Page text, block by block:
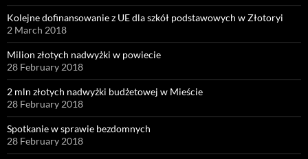
Kolejne dofinansowanie z UE dla szkół podstawowych w Złotoryi
2 March 2018
Milion złotych nadwyżki w powiecie
28 February 2018
2 mln złotych nadwyżki budżetowej w Mieście
28 February 2018
Spotkanie w sprawie bezdomnych
28 February 2018